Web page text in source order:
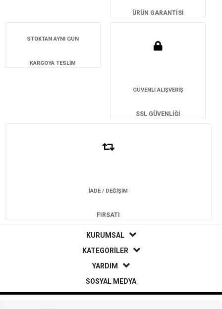
ÜRÜN GARANTİSİ
STOKTAN AYNI GÜN
KARGOYA TESLİM
GÜVENLİ ALIŞVERİŞ
SSL GÜVENLİĞİ
İADE / DEĞİŞİM
FIRSATI
KURUMSAL
KATEGORİLER
YARDIM
SOSYAL MEDYA